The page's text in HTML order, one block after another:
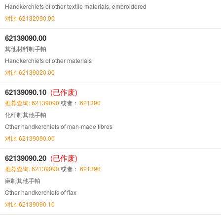
Handkerchiefs of other textile materials, embroidered
对比-62132090.00
62139090.00
其他材料制手帕
Handkerchiefs of other materials
对比-62139020.00
62139090.10 (已作废)
推荐查询: 62139090 或者： 621390
化纤制其他手帕
Other handkerchiefs of man-made fibres
对比-62139090.00
62139090.20 (已作废)
推荐查询: 62139090 或者： 621390
麻制其他手帕
Other handkerchiefs of flax
对比-62139090.10